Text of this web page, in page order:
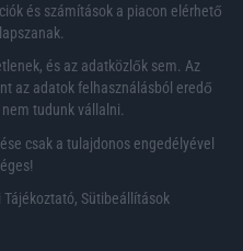
és számítások a piacon elérhető
és az adatközlők sem. Az
az adatok felhasználásból eredő
tudunk vállalni.
csak a tulajdonos engedélyével
, Sütibeállítások